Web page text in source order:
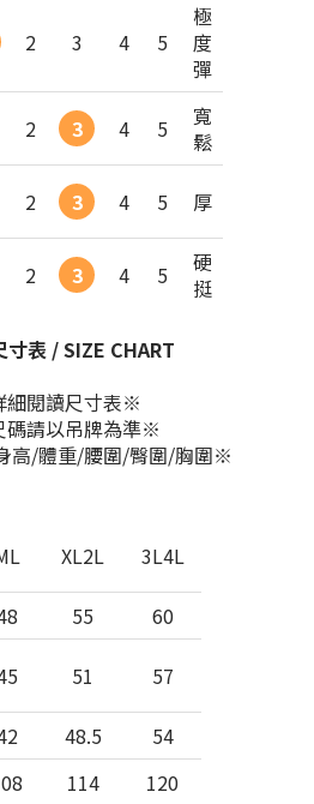
2 3 4 5
極
度
彈
2 3 4 5
寬
鬆
2 3 4 5 厚
2 3 4 5
硬
挺
寸表 / SIZE CHART
閱讀尺寸表※
請以吊牌為準※
高/體重/腰圍/臀圍/胸圍※
XL2L 3L4L
55
60
51 57
48.5
54
114 120